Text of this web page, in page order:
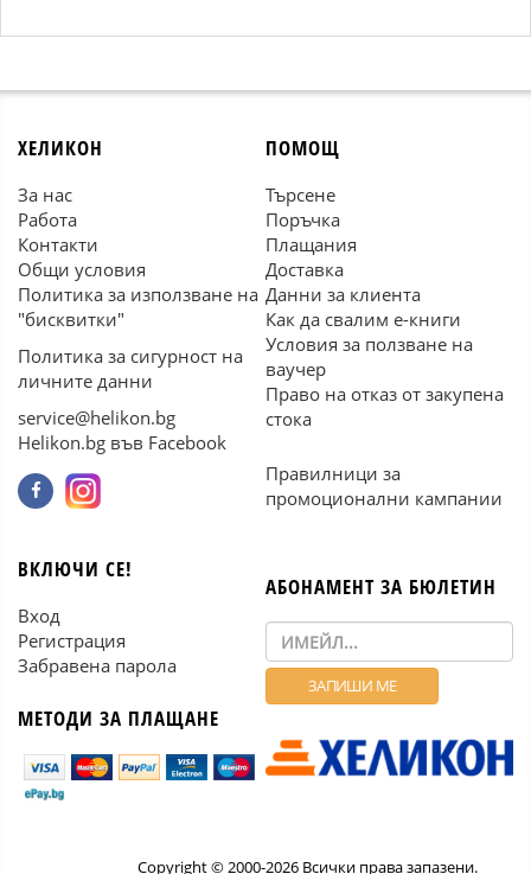
ХЕЛИКОН
За нас
Работа
Контакти
Общи условия
Политика за използване на
"бисквитки"
Политика за сигурност на
личните данни
service@helikon.bg
Helikon.bg във Facebook
ПОМОЩ
Търсене
Поръчка
Плащания
Доставка
Данни за клиента
Как да свалим е-книги
Условия за ползване на
ваучер
Право на отказ от закупена
стока
Правилници за
промоционални кампании
ВКЛЮЧИ СЕ!
Вход
Регистрация
Забравена парола
МЕТОДИ ЗА ПЛАЩАНЕ
АБОНАМЕНТ ЗА БЮЛЕТИН
Copyright © 2000-2026 Всички права запазени.